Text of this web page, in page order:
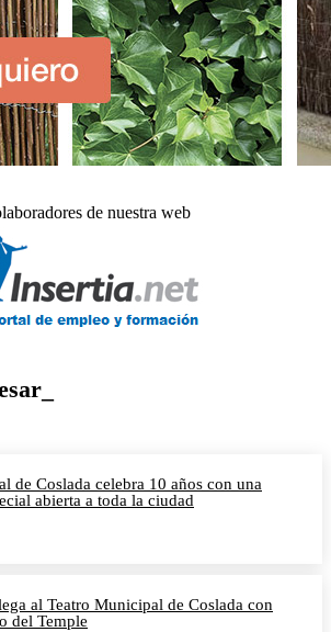
de nuestra web
de Coslada celebra 10 años con una
abierta a toda la ciudad
al Teatro Municipal de Coslada con
del Temple